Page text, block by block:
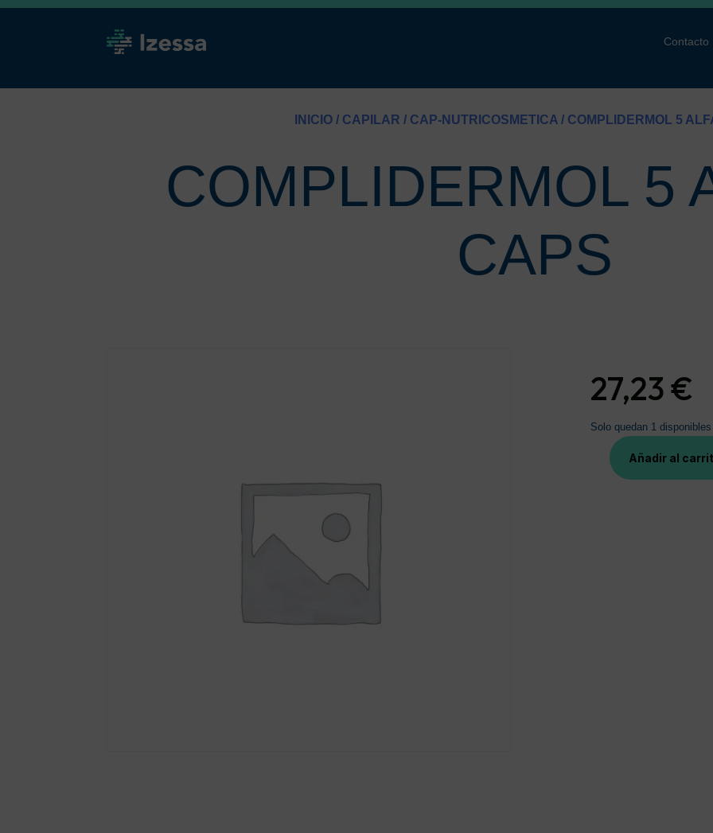
Contacto
INICIO/ CAPILAR / CAP-NUTRICOSMETICA/ COMPLIDERMOL 5
COMPLIDERMOL 5
CAPS
27,23€
Solo quedan 1 disponibles
COMPLIDERMOL
Añadir al